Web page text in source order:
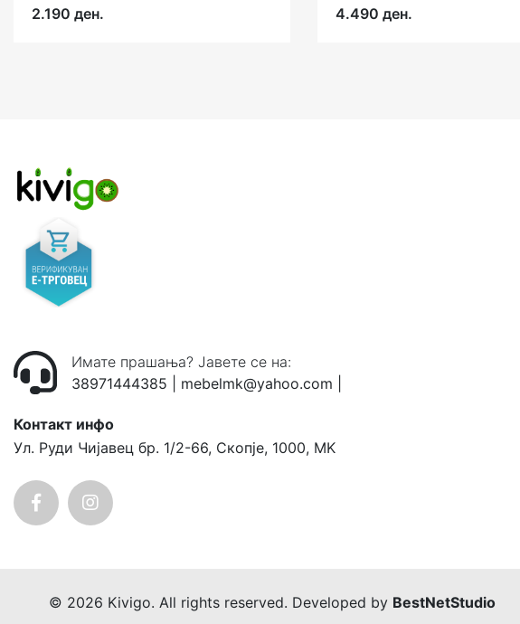
2.190 ден. 4.490 ден.
Имате прашања? Јавете се на:
38971444385
mebelmk@yahoo.com
Контакт инфо
Ул. Руди Чијавец бр. 1/2-66, Скопје, 1000, MK
© 2026 Kivigo. All rights reserved. Developed by BestNetStudio